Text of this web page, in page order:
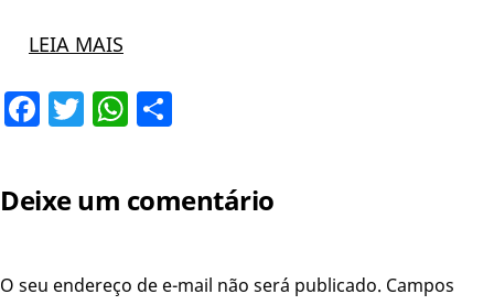
LEIA MAIS
Facebook
TwitterWhatsApp
Deixe um comentário
O seu endereço de e-mail não será publicado. Campos